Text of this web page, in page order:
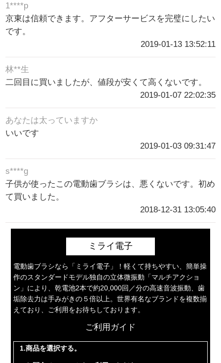
1****p
京東は信頼できます。アフターサービスを完璧にしたい
です。
2019-01-13 13:52:11
林**生
二回目に買いましたが、値段が安くて高くないです。
2019-01-07 22:02:35
あなたは太っていますか
いいです
2019-01-03 09:31:47
s****g
子供が使ったこの電動歯ブラシは、悪くないです。初め
て買いました。
2018-12-31 13:05:40
ミライ電子
電動歯ブラシなら「ミライ電子」！軽くて持ちやすい、簡単操
作のスタンダードモデル独自の立体微振動「マルチアクショ
ン」により、乾電池2本で約20,000回／分の高速音波振動、歯
垢除去力は手みがきの５倍以上。世界有名なブランドを複数揃
えており、ご利用をお待ちしております。
ご利用ガイド
1.商品を選択する。